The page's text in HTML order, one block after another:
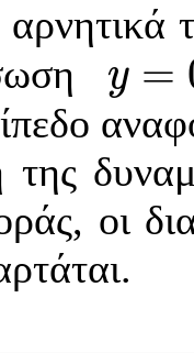
y =
y=0
οι